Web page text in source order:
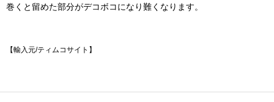
巻くと留めた部分がデコボコになり難くなります。
【輸入元/ティムコサイト】